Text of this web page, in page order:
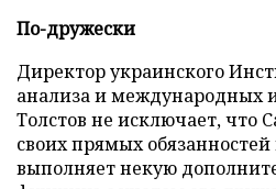
По-дружески
Директор украинского
анализа и международных
Толстов не исключает, что
своих прямых обязанностей
выполняет некую